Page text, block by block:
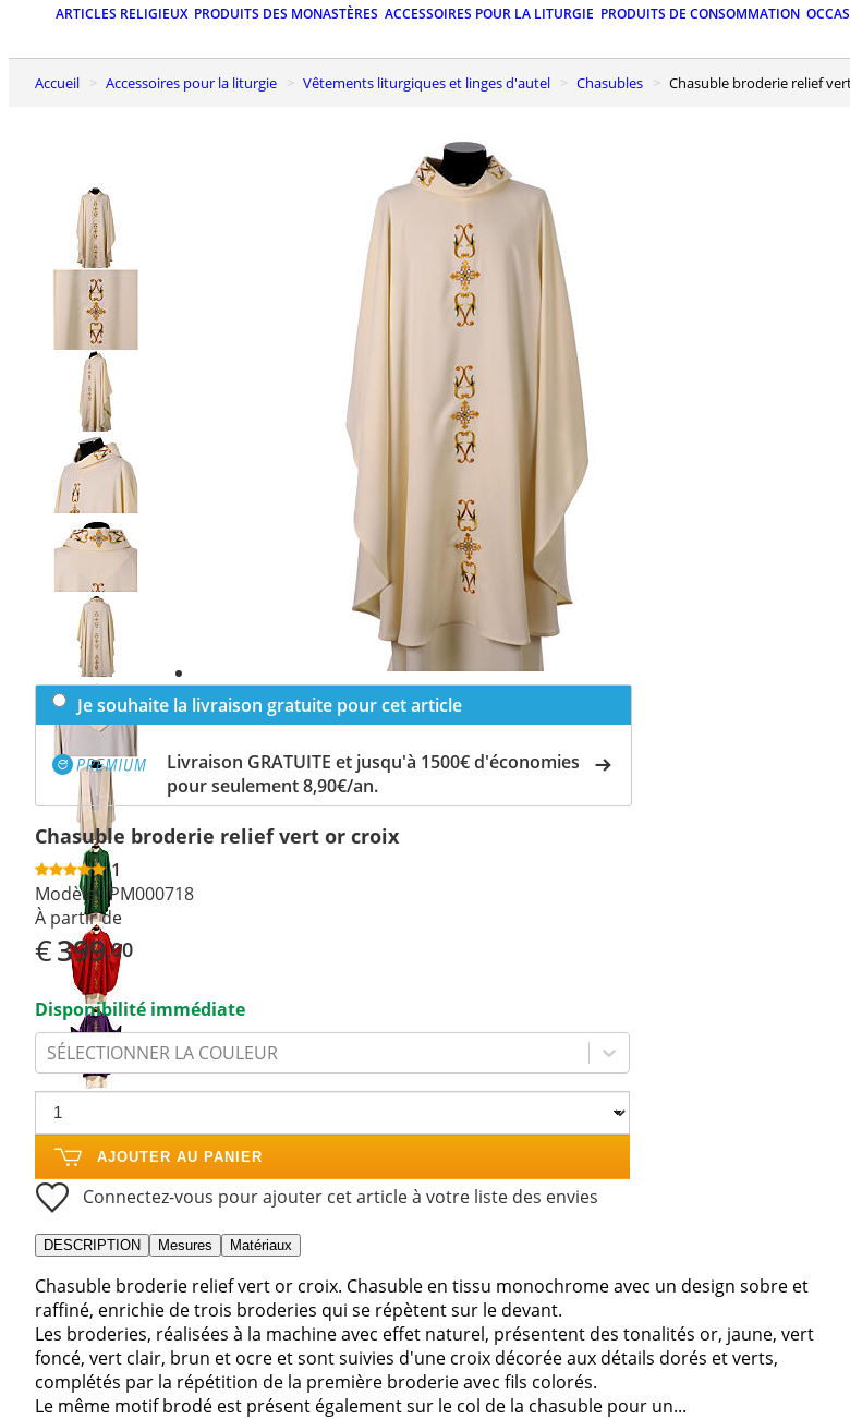
ARTICLES RELIGIEUX PRODUITS DES MONASTÈRES ACCESSOIRES POUR LA LITURGIE PRODUITS DE CONSOMMATION
Accueil Accessoires pour la liturgie Vêtements liturgiques et linges d'autel Chasubles Chasuble broderie relief
slide
Next
slide
Je souhaite la livraison gratuite pour cet article
Livraison GRATUITE et jusqu'à 1500€ d'économies
pour seulement 8,90€/an.
Chasuble broderie relief vert or croix
1
Modèle :PM000718
À partir de
€399,00
Disponibilité immédiate
SÉLECTIONNER LA COULEUR
AJOUTER AU PANIER
Connectez-vous pour ajouter cet article à votre liste des envies
DESCRIPTION Mesures Matériaux
Chasuble broderie relief vert or croix. Chasuble en tissu monochrome avec un design sobre et
raffiné, enrichie de trois broderies qui se répètent sur le devant.
Les broderies, réalisées à la machine avec effet naturel, présentent des tonalités or, jaune, vert
foncé, vert clair, brun et ocre et sont suivies d'une croix décorée aux détails dorés et verts,
complétés par la répétition de la première broderie avec fils colorés.
Le même motif brodé est présent également sur le col de la chasuble pour un...